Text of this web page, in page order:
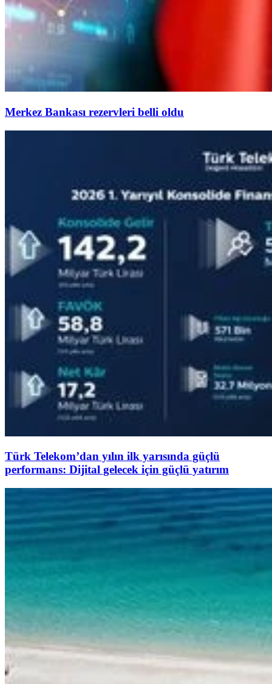
Merkez Bankası rezervleri belli oldu
Türk Telekom’dan yılın ilk yarısında güçlü
performans: Dijital gelecek için güçlü yatırım